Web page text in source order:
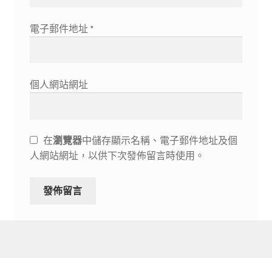
電子郵件地址 *
個人網站網址
在瀏覽器中儲存顯示名稱、電子郵件地址及個
人網站網址，以供下次發佈留言時使用。